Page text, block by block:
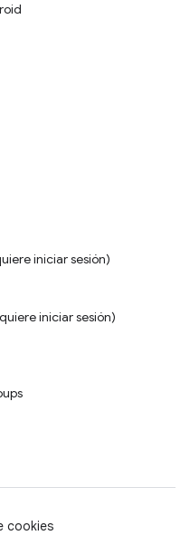
iniciar sesión)
iniciar sesión)
cookies